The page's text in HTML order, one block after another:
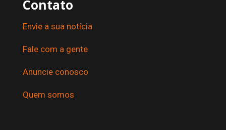
Contato
Envie a sua notícia
Fale com a gente
Anuncie conosco
Quem somos